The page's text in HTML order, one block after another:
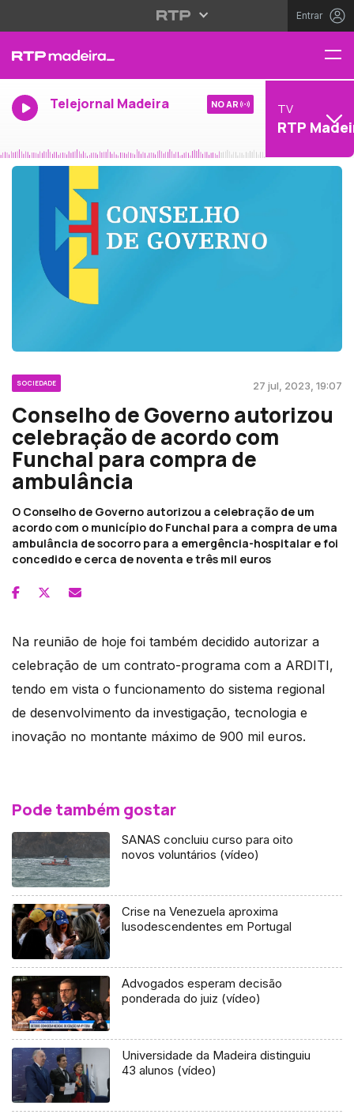
Entrar
Telejornal Madeira NO AR TV
RTP
SOCIEDADE 27 jul, 2023, 19:07
Conselho de Governo autorizou
celebração de acordo com
Funchal para compra de
ambulância
O Conselho de Governo autorizou a celebração de um
acordo com o município do Funchal para a compra de uma
ambulância de socorro para a emergência-hospitalar e foi
concedido e cerca de noventa e três mil euros
Na reunião de hoje foi também decidido autorizar a
celebração de um contrato-programa com a ARDITI,
tendo em vista o funcionamento do sistema regional
de desenvolvimento da investigação, tecnologia e
inovação no montante máximo de 900 mil euros.
Pode também gostar
SANAS concluiu curso para oito
novos voluntários (vídeo)
Crise na Venezuela aproxima
lusodescendentes em Portugal
Advogados esperam decisão
ponderada do juiz (vídeo)
Universidade da Madeira distinguiu
43 alunos (vídeo)